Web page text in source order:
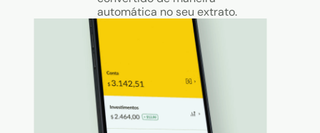
automática no seu extrato.